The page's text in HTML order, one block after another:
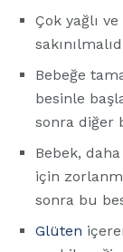
Çok yağlı
Bebeğe
besinle
sonra diğer
Bebek,
için
sonra bu
Glüten